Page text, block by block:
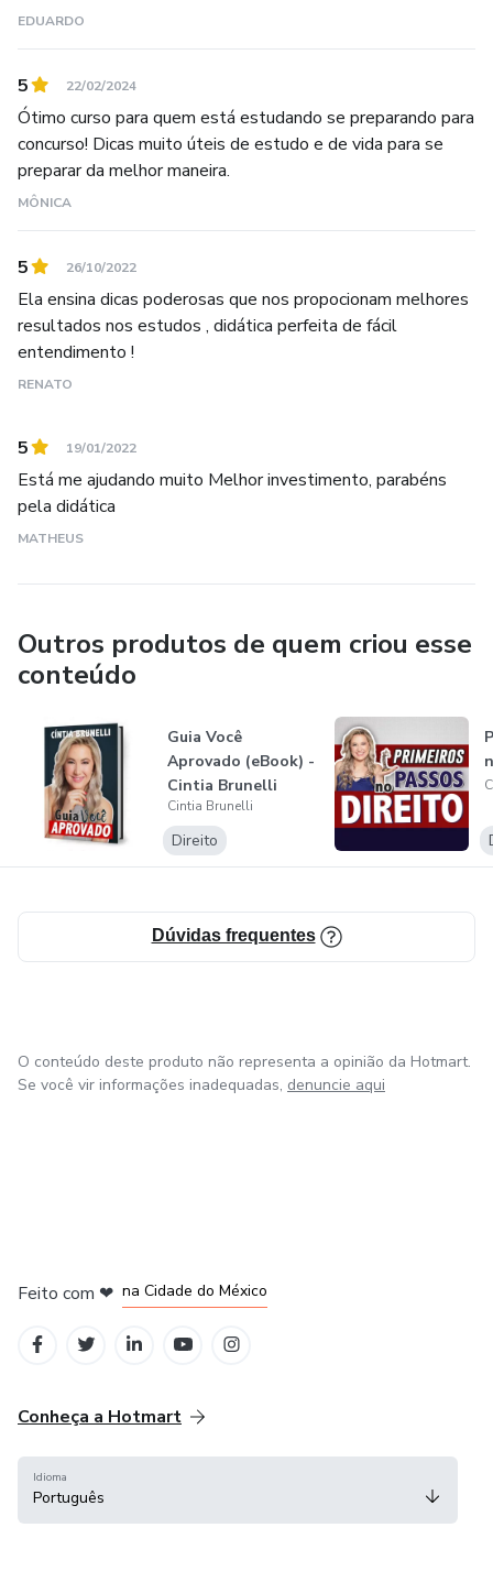
EDUARDO
5 22/02/2024
Ótimo curso para quem está estudando se preparando para
concurso! Dicas muito úteis de estudo e de vida para se
preparar da melhor maneira.
MÔNICA
5 26/10/2022
Ela ensina dicas poderosas que nos propocionam melhores
resultados nos estudos , didática perfeita de fácil
entendimento !
RENATO
5 19/01/2022
Está me ajudando muito Melhor investimento, parabéns
pela didática
MATHEUS
Outros produtos de quem criou esse
conteúdo
Guia Você
Aprovado (eBook) -
Cintia Brunelli
Cintia Brunelli
Direito
Dúvidas frequentes
O conteúdo deste produto não representa a opinião da Hotmart.
Se você vir informações inadequadas, denuncie aqui
Feito com ❤ na Cidade do México
Conheça a Hotmart
Idioma
Português